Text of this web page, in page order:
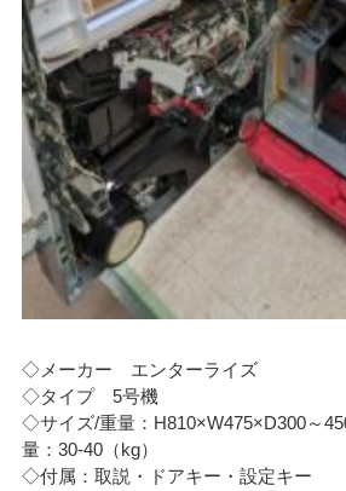
◇メーカー エンターライズ
◇タイプ 5号機
◇サイズ/重量：H810×W475×D300～
量：30-40（kg）
◇付属：取説・ドアキー・設定キー